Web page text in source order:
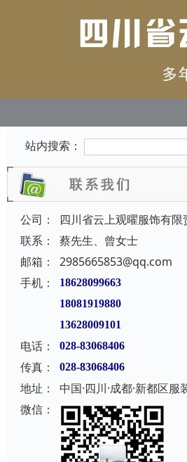
站内搜索：
公司：
四川省云上观曜服饰有限
联系：
蔡先生、曾女士
邮箱：
2985665853@qq.com
手机：
18628099663
18081919880
13628009101
电话： 028-83068406
传真： 028-83068406
地址：
中国·四川·成都·新都区服
微信：